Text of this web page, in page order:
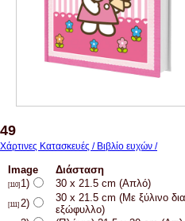
49
Χάρτινες Κατασκευές / Βιβλίο ευχών /
Image Διάσταση
[110] 1) 30 x 21.5 cm (Απλό)
[111] 2)
30 x 21.5 cm (Με ξύλινο
εξώφυλλο)